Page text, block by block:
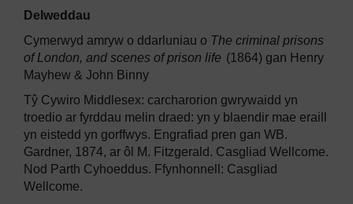
Delweddau
Cymerwyd amryw o ddarluniau o The criminal prisons
of London, and scenes of prison life (1864) gan Henry
Mayhew & John Binny
Tŷ Cywiro Middlesex: carcharorion gwrywaidd yn
troedio ar fyrddau melin draed: yn y blaendir mae eraill
yn eistedd yn gorffwys. Engrafiad pren gan WB.
Gardner, 1874, ar ôl M. Fitzgerald. Casgliad Wellcome.
Nod Parth Cyhoeddus. Ffynhonnell: Casgliad
Wellcome.